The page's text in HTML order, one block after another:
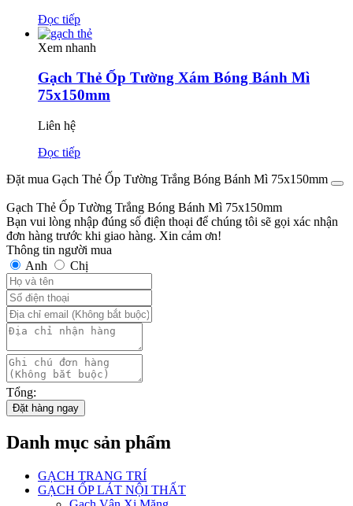
Đọc tiếp
Xem nhanh
Gạch Thẻ Ốp Tường Xám Bóng Bánh Mì
75x150mm
Liên hệ
Đọc tiếp
Đặt mua Gạch Thẻ Ốp Tường Trắng Bóng Bánh Mì 75x150mm
Gạch Thẻ Ốp Tường Trắng Bóng Bánh Mì 75x150mm
Bạn vui lòng nhập đúng số điện thoại để chúng tôi sẽ gọi xác nhận
đơn hàng trước khi giao hàng. Xin cảm ơn!
Thông tin người mua
Anh
Chị
Tổng:
Đặt hàng ngay
Danh mục sản phẩm
GẠCH TRANG TRÍ
GẠCH ỐP LÁT NỘI THẤT